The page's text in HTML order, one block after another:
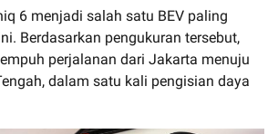
6 menjadi salah satu BEV paling
Berdasarkan pengukuran tersebut,
perjalanan dari Jakarta menuju
dalam satu kali pengisian daya